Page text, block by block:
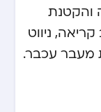
והקטנת
ניווט
מעבר עכבר.